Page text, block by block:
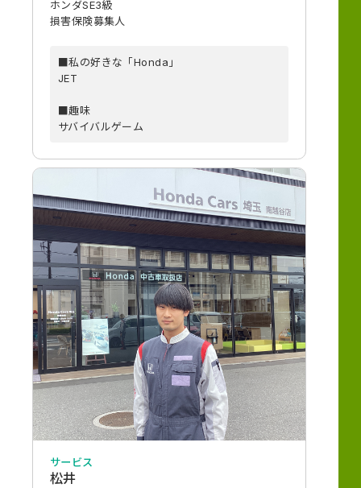
ホンダSE3級
損害保険募集人
■私の好きな「Honda」
JET
■趣味
サバイバルゲーム
サービス
松井